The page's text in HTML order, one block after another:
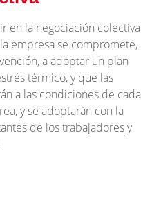
en la negociación colectiva
empresa se compromete,
a adoptar un plan
térmico, y que las
a las condiciones de cada
y se adoptarán con la
de los trabajadores y